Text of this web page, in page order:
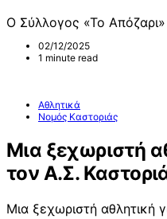
Ο Σύλλογος «Το
02/12/2025
1 minute read
Αθλητικά
Νομός Καστοριάς
Μια ξεχωριστή
τον Α.Σ.
Μια ξεχωριστή αθλητική